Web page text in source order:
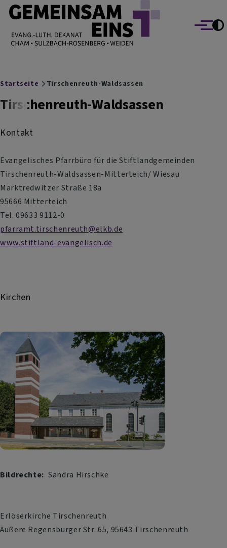
Direkt zum Inhalt
EVANG.-LUTH. DEKANAT GEMEINSAM EINS
Cham Sulzbach-Rosenberg Weiden
Menü
Breadcrumb
Startseite Tirschenreuth-Waldsassen
Tirschenreuth-Waldsassen
Kontakt
Evangelisches Pfarrbüro für die Stiftlandgemeinden
Tirschenreuth-Waldsassen-Mitterteich/ Wiesau
Marktredwitzer Straße 18a
95666 Mitterteich
Tel. 09633 9112-0
pfarramt.tirschenreuth@elkb.de
www.stiftland-evangelisch.de
Kirchen
Bildrechte Sandra Hirschke
Erlöserkirche Tirschenreuth
Äußere Regensburger Str. 65, 95643 Tirschenreuth